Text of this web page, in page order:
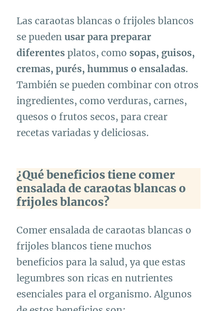
Las caraotas blancas o frijoles blancos
se puedenusar para preparar
diferentesplatos, como sopas, guisos,
cremas, purés, hummus o ensaladas.
También se pueden combinar con otros
ingredientes, como verduras, carnes,
quesos o frutos secos, para crear
recetas variadas y deliciosas.
¿Qué beneficios tiene comer
ensalada de caraotas blancas o
frijoles blancos?
Comer ensalada de caraotas blancas o
frijoles blancos tiene muchos
beneficios para la salud, ya que estas
legumbres son ricas en nutrientes
esenciales para el organismo. Algunos